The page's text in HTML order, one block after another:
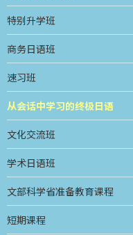
特别升学班
商务日语班
速习班
从会话中学习的终极日语
文化交流班
学术日语班
文部科学省准备教育课程
短期课程